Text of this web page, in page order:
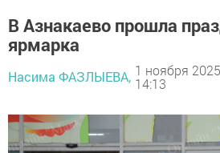
В Азнакаево прошла
ярмарка
Насима ФАЗЛЫЕВА, 1 ноября
14:13